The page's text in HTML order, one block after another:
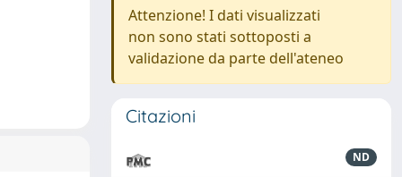
Attenzione! I dati visualizzati
non sono stati sottoposti a
validazione da parte dell'ateneo
Citazioni
ND